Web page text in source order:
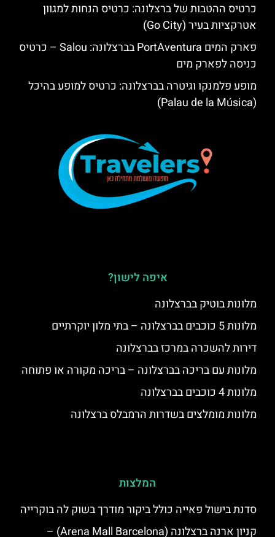
כרטיס ההטבות של ברצלונה: כרטיס הנחות למגוון
אטרקציות בעיר (Go City)
פארק המים PortAventura בברצלונה: Salou – כרטיס
כניסה לפארק מים
מופע פלמנקו וגיטרה בברצלונה: כרטיס למופע בהיכל
(Palau de la Música)
איפה לישון?
מלונות בוטיק בברצלונה
מלונות 5 כוכבים בברצלונה – בתי מלון יוקרתיים
דירות להשכרה במרכז בברצלונה
מלונות עם בריכה בברצלונה – בריכה מקורה או פתוחה
מלונות 4 כוכבים בברצלונה
מלונות מומלצים בשדרות הרמבלס ברצלונה
המלצות
סדנת בישול פאייה כולל ביקור מודרך בשוק לה בוקרייה
קניון ארנה ברצלונה (Arena Mall Barcelona) –